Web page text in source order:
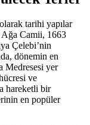
tarihi yapılar
Camii, 1663
Çelebi’nin
dönemin en
Medresesi yer
ve
hareketli bir
en popüler